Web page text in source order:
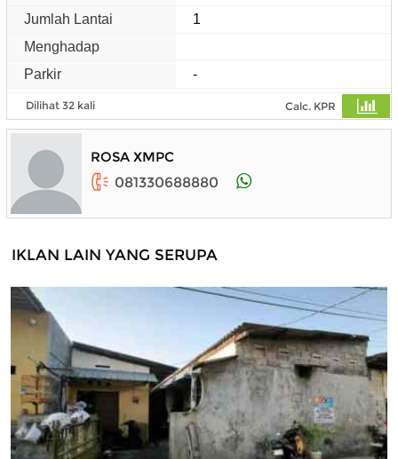
Jumlah Lantai
1
Menghadap
Parkir
-
Dilihat 32 kali Calc. KPR
ROSA XMPC
081330688880
IKLAN LAIN YANG SERUPA